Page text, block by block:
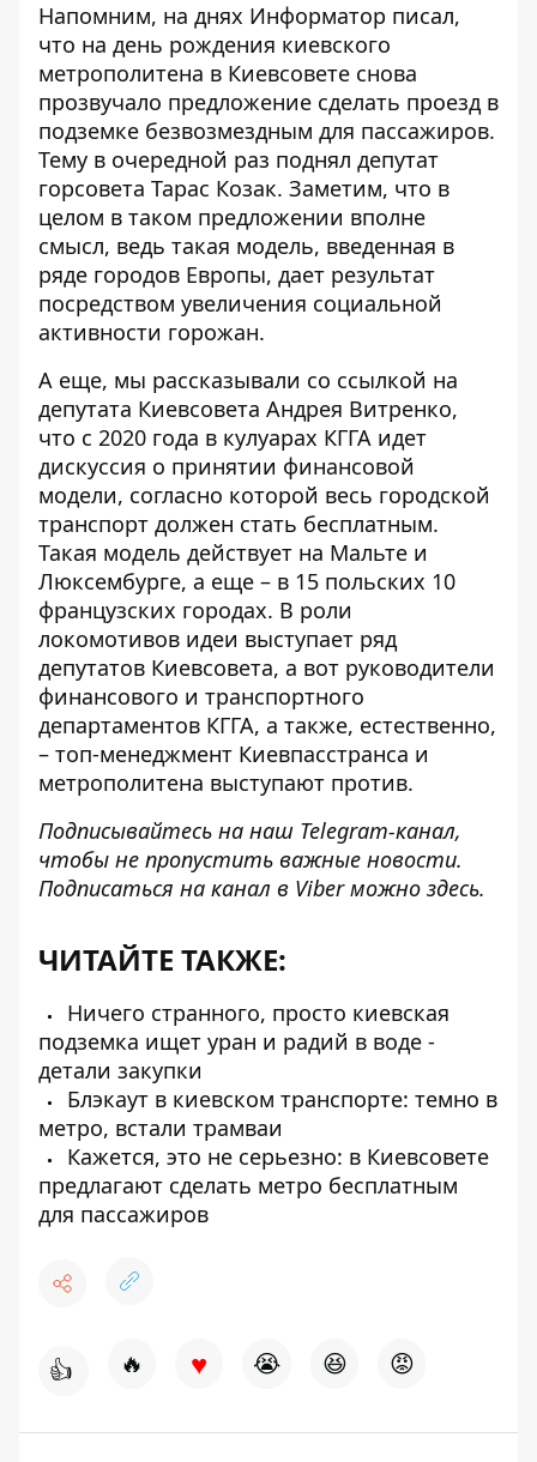
Напомним, на днях Информатор писал,
что на день рождения киевского
метрополитена в Киевсовете снова
прозвучало предложение сделать проезд в
подземке безвозмездным для пассажиров.
Тему в очередной раз поднял депутат
горсовета Тарас Козак. Заметим, что в
целом в таком предложении вполне
смысл, ведь такая модель, введенная в
ряде городов Европы, дает результат
посредством увеличения социальной
активности горожан.
А еще, мы рассказывали со ссылкой на
депутата Киевсовета Андрея Витренко,
что с 2020 года в кулуарах КГГА идет
дискуссия о принятии финансовой
модели, согласно которой весь городской
транспорт должен стать бесплатным.
Такая модель действует на Мальте и
Люксембурге, а еще – в 15 польских 10
французских городах. В роли
локомотивов идеи выступает ряд
депутатов Киевсовета, а вот руководители
финансового и транспортного
департаментов КГГА, а также, естественно,
– топ-менеджмент Киевпасстранса и
метрополитена выступают против.
Подписывайтесь на наш Telegram-канал,
чтобы не пропустить важные новости.
Подписаться на канал в Viber можно здесь.
ЧИТАЙТЕ ТАКЖЕ:
Ничего странного, просто киевская
подземка ищет уран и радий в воде -
детали закупки
Блэкаут в киевском транспорте: темно в
метро, ​​встали трамваи
Кажется, это не серьезно: в Киевсовете
предлагают сделать метро бесплатным
для пассажиров
👍 🔥 ♥ 😭 😆 😡